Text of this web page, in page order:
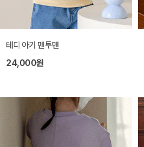
테디 아기 맨투맨
24,000원